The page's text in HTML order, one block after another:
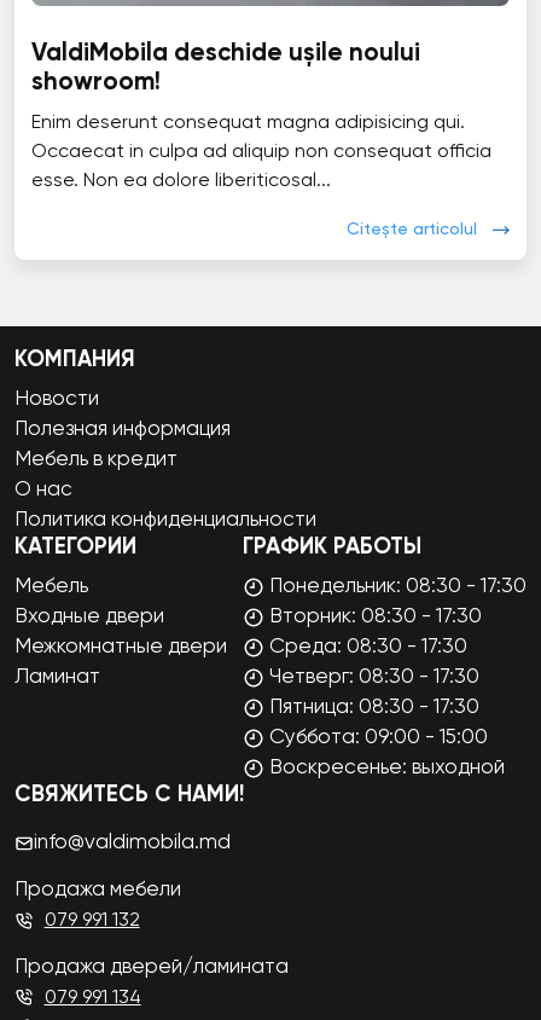
ValdiMobila deschide ușile noului
showroom!
Enim deserunt consequat magna adipisicing qui.
Occaecat in culpa ad aliquip non consequat officia
esse. Non ea dolore liberiticosal...
Citește articolul
КОМПАНИЯ
Новости
Полезная информация
Мебель в кредит
О нас
Политика конфиденциальности
КАТЕГОРИИ
Мебель
Входные двери
Межкомнатные двери
Ламинат
ГРАФИК РАБОТЫ
Понедельник: 08:30 - 17:30
Вторник: 08:30 - 17:30
Среда: 08:30 - 17:30
Четверг: 08:30 - 17:30
Пятница: 08:30 - 17:30
Суббота: 09:00 - 15:00
Воскресенье: выходной
СВЯЖИТЕСЬ С НАМИ!
info@valdimobila.md
Продажа мебели
079 991 132
Продажа дверей/ламината
079 991 134